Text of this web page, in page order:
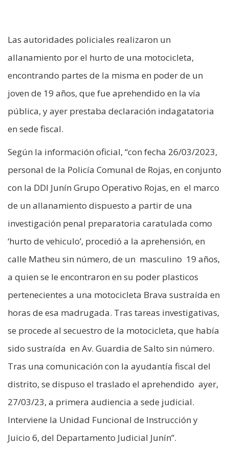
Las autoridades policiales realizaron un
allanamiento por el hurto de una motocicleta,
encontrando partes de la misma en poder de un
joven de 19 años, que fue aprehendido en la vía
pública, y ayer prestaba declaración indagatatoria
en sede fiscal.
Según la información oficial, “con fecha 26/03/2023,
personal de la Policía Comunal de Rojas, en conjunto
con la DDI Junín Grupo Operativo Rojas, en el marco
de un allanamiento dispuesto a partir de una
investigación penal preparatoria caratulada como
‘hurto de vehiculo’, procedió a la aprehensión, en
calle Matheu sin número, de un masculino 19 años,
a quien se le encontraron en su poder plasticos
pertenecientes a una motocicleta Brava sustraída en
horas de esa madrugada. Tras tareas investigativas,
se procede al secuestro de la motocicleta, que había
sido sustraída en Av. Guardia de Salto sin número.
Tras una comunicación con la ayudantía fiscal del
distrito, se dispuso el traslado el aprehendido ayer,
27/03/23, a primera audiencia a sede judicial.
Interviene la Unidad Funcional de Instrucción y
Juicio 6, del Departamento Judicial Junín”.